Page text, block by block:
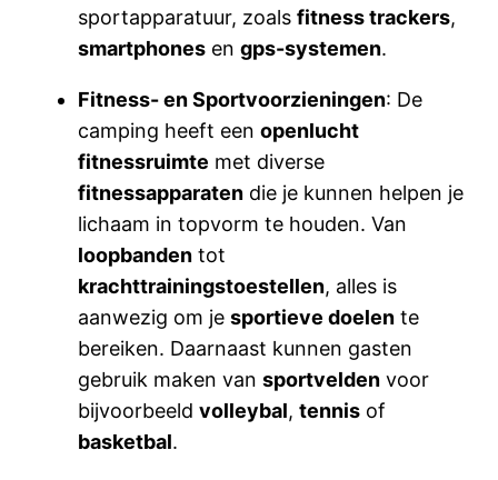
sportapparatuur, zoalsfitness trackers,
smartphones engps-systemen.
Fitness- en Sportvoorzieningen: De
camping heeft eenopenlucht
fitnessruimte met diverse
fitnessapparaten die je kunnen helpen je
lichaam in topvorm te houden. Van
loopbanden tot
krachttrainingstoestellen, alles is
aanwezig om jesportieve doelen te
bereiken. Daarnaast kunnen gasten
gebruik maken vansportvelden voor
bijvoorbeeldvolleybal,tennis of
basketbal.